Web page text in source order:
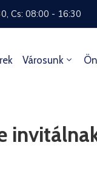
Cs: 08:00 - 16:30
Városunk